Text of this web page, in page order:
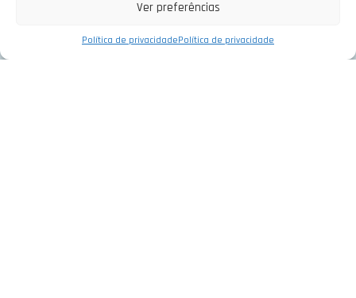
Ver preferências
Política de privacidadePolítica de privacidade